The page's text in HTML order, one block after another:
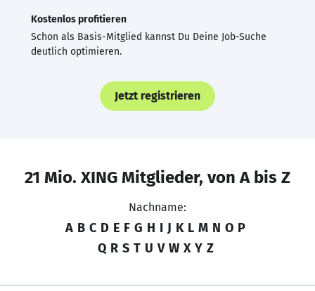
Kostenlos profitieren
Schon als Basis-Mitglied kannst Du Deine Job-Suche
deutlich optimieren.
Jetzt registrieren
21 Mio. XING Mitglieder, von A bis Z
Nachname:
A B C D E F G H I J K L M N O P
Q R S T U V W X Y Z